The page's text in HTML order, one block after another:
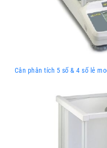
Cân phân tích 5 số & 4 số lẻ